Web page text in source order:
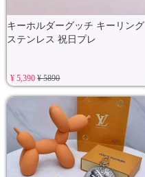
キーホルダーグッチ キーリング
ステンレス 祝日プレ
¥ 5,390¥ 5890